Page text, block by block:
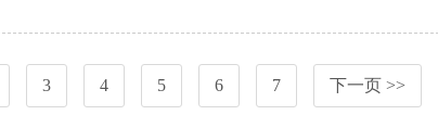
3 4 5 6 7 下一页 >>